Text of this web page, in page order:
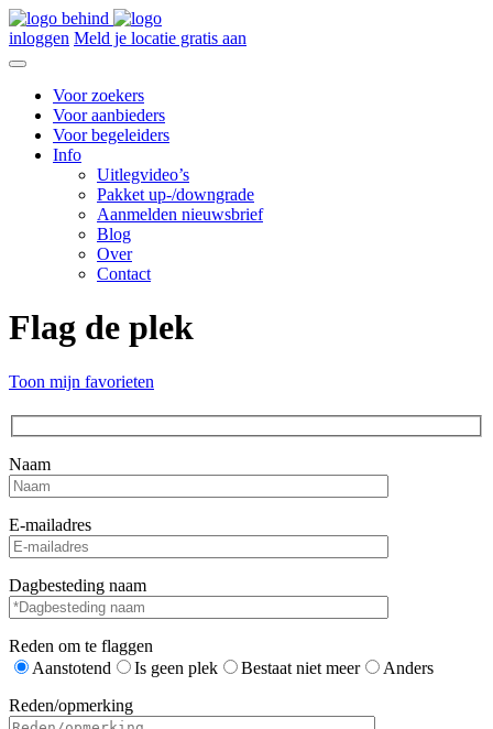
inloggen Meld je locatie gratis aan
Voor zoekers
Voor aanbieders
Voor begeleiders
Info
Uitlegvideo’s
Pakket up-/downgrade
Aanmelden nieuwsbrief
Blog
Over
Contact
Flag de plek
Toon mijn favorieten
Naam
E-mailadres
Dagbesteding naam
Reden om te flaggen
Aanstotend
Is geen plek Bestaat niet meer
Anders
Reden/opmerking